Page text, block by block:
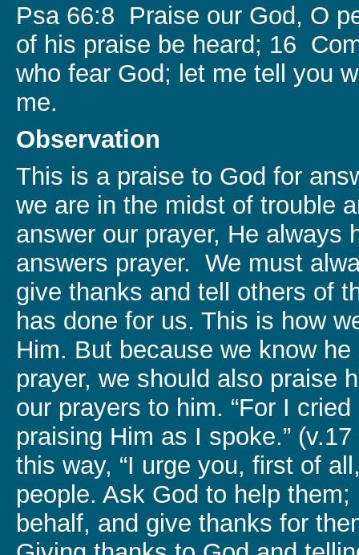
Psa 66:8 Praise our God, O
of his praise be heard; 16
who fear God; let me tell you
me.
Observation
This is a praise to God for
we are in the midst of trouble
answer our prayer, He always
answers prayer. We must
give thanks and tell others of
has done for us. This is how
Him. But because we know
prayer, we should also praise
our prayers to him. “For I
praising Him as I spoke.”
this way, “I urge you, first of
people. Ask God to help
behalf, and give thanks for